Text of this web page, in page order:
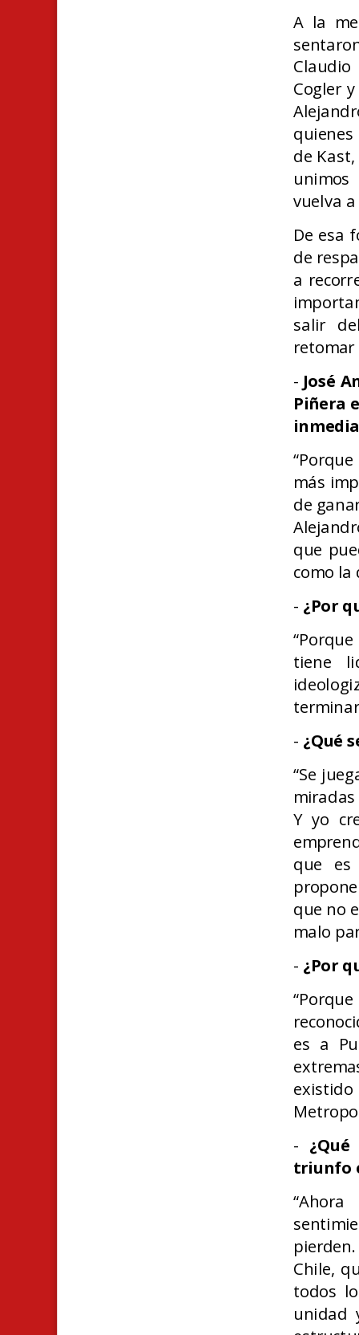
A la
Cogler
de
vuelva
De esa
de
a
salir
retomar
- José
Piñera
más
de
que
como la
- ¿Por
tiene
- ¿Qué
“Se
Y yo
que es
que no
malo
- ¿Por
es a
-
triunfo
Chile,
todos
unidad